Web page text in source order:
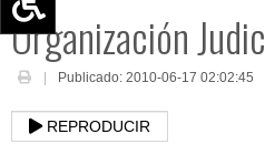
Aumentar texto (+)
Reducir texto (-)
Escala de Brillo
Organización
Publicado: 2010-06-17 02:02:45
REPRODUCIR